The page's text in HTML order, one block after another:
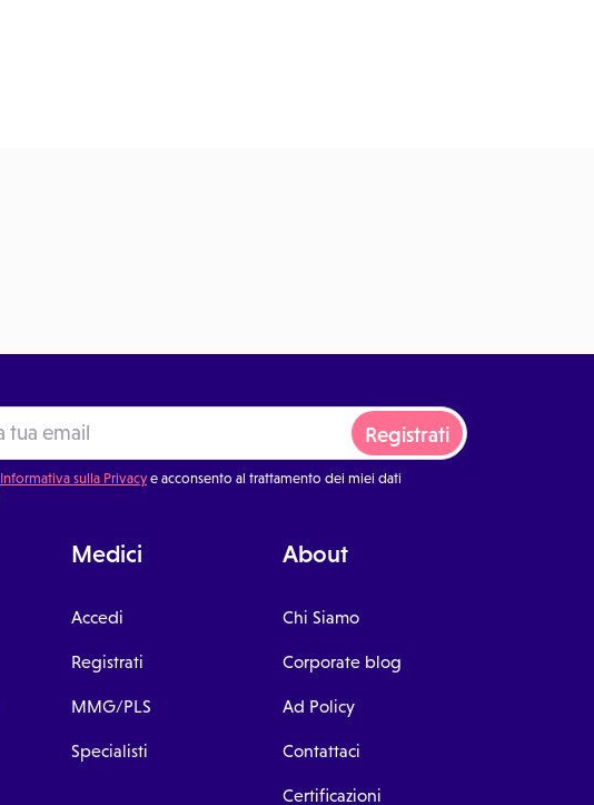
Registrati
Informativa sulla Privacye acconsento al trattamento dei miei dati
Medici
Accedi
Registrati
MMG/PLS
Specialisti
About
Chi Siamo
Corporate blog
Ad Policy
Contattaci
Certificazioni